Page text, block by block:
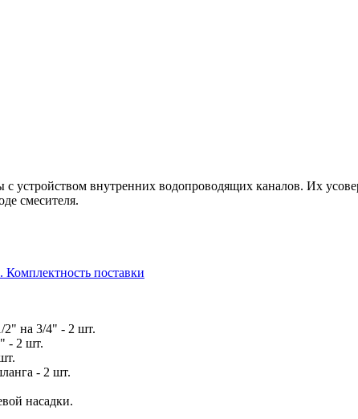
устройством внутренних водопроводящих каналов. Их
смесителя.
2" на 3/4" - 2 шт.
- 2 шт.
- 2 шт.
насадки.